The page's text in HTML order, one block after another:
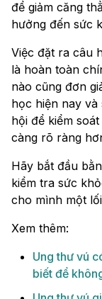
để giảm căng
hưởng đến sức
Việc đặt ra câu
là hoàn toàn
nào cũng đơn
học hiện nay
hội để kiểm
càng rõ ràng
Hãy bắt đầu
kiểm tra sức
cho mình một
Xem thêm:
Ung thư vú
biết để